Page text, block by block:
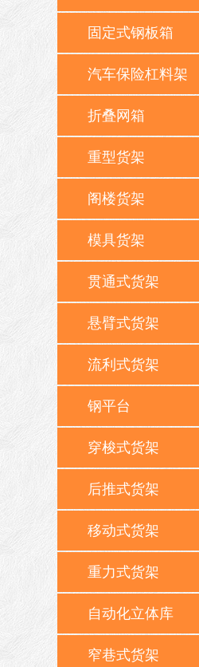
固定式钢板箱
汽车保险杠料架
折叠网箱
重型货架
阁楼货架
模具货架
贯通式货架
悬臂式货架
流利式货架
钢平台
穿梭式货架
后推式货架
移动式货架
重力式货架
自动化立体库
窄巷式货架